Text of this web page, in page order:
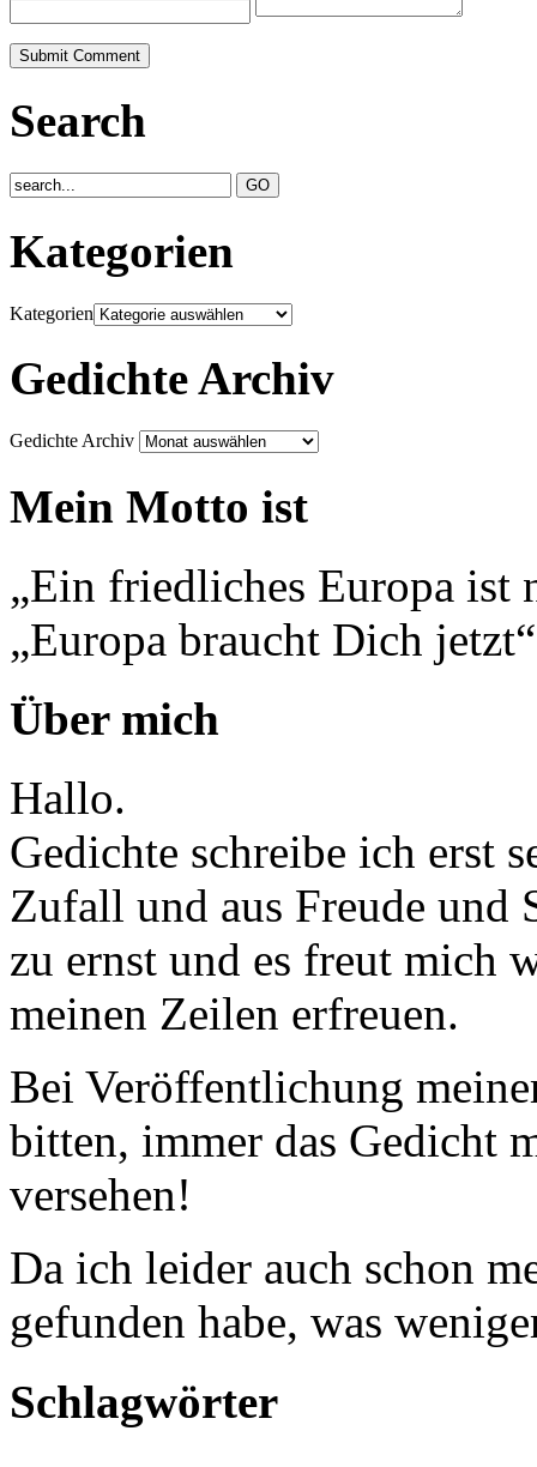
Search
Kategorien
Kategorien
Gedichte Archiv
Gedichte Archiv
Mein Motto ist
„Ein friedliches Europa ist
„Europa braucht Dich jetzt“
Über mich
Hallo.
Gedichte schreibe ich erst
Zufall und aus Freude und
zu ernst und es freut mich
meinen Zeilen erfreuen.
Bei Veröffentlichung
bitten, immer das Gedicht
versehen!
Da ich leider auch schon
gefunden habe, was
Schlagwörter